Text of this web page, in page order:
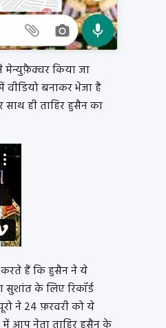
मेन्युफ़ैक्चर किया जा
बनाकर भेजा है
ही ताहिर हुसैन का
करते हैं कि हुसैन ने ये
के लिए रिकॉर्ड
ने 24 फ़रवरी को ये